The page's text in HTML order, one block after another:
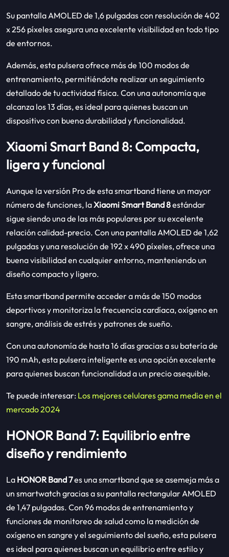
Su pantalla AMOLED de 1,6 pulgadas con resolución de 402
x 256 píxeles asegura una excelente visibilidad en todo tipo
de entornos.
Además, esta pulsera ofrece más de 100 modos de
entrenamiento, permitiéndote realizar un seguimiento
detallado de tu actividad física. Con una autonomía que
alcanza los 13 días, es ideal para quienes buscan un
dispositivo con buena durabilidad y funcionalidad.
Xiaomi Smart Band 8: Compacta,
ligera y funcional
Aunque la versión Pro de esta smartband tiene un mayor
número de funciones, laXiaomi Smart Band 8estándar
sigue siendo una de las más populares por su excelente
relación calidad-precio. Con una pantalla AMOLED de 1,62
pulgadas y una resolución de 192 x 490 píxeles, ofrece una
buena visibilidad en cualquier entorno, manteniendo un
diseño compacto y ligero.
Esta smartband permite acceder a más de 150 modos
deportivos y monitoriza la frecuencia cardíaca, oxígeno en
sangre, análisis de estrés y patrones de sueño.
Con una autonomía de hasta 16 días gracias a su batería de
190 mAh, esta pulsera inteligente es una opción excelente
para quienes buscan funcionalidad a un precio asequible.
Te puede interesar: Los mejores celulares gama media en el
mercado 2024
HONOR Band 7: Equilibrio entre
diseño y rendimiento
La HONOR Band 7es una smartband que se asemeja más a
un smartwatch gracias a su pantalla rectangular AMOLED
de 1,47 pulgadas. Con 96 modos de entrenamiento y
funciones de monitoreo de salud como la medición de
oxígeno en sangre y el seguimiento del sueño, esta pulsera
es ideal para quienes buscan un equilibrio entre estilo y